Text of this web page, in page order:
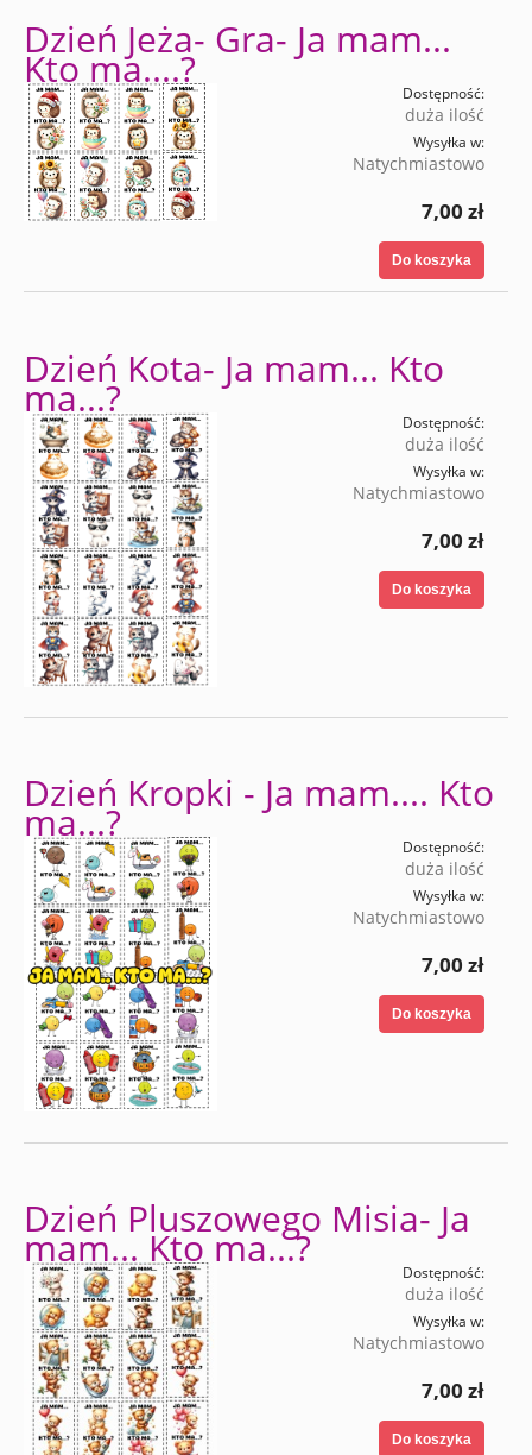
Dzień Jeża- Gra- Ja mam...
Kto ma....?
Dostępność:
duża ilość
Wysyłka w:
Natychmiastowo
7,00 zł
Do koszyka
Dzień Kota- Ja mam... Kto
ma...?
Dostępność:
duża ilość
Wysyłka w:
Natychmiastowo
7,00 zł
Do koszyka
Dzień Kropki - Ja mam.... Kto
ma...?
Dostępność:
duża ilość
Wysyłka w:
Natychmiastowo
7,00 zł
Do koszyka
Dzień Pluszowego Misia- Ja
mam... Kto ma...?
Dostępność:
duża ilość
Wysyłka w:
Natychmiastowo
7,00 zł
Do koszyka